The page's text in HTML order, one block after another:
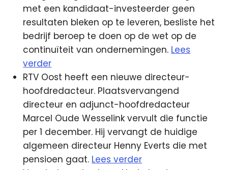
met een kandidaat-investeerder geen
resultaten bleken op te leveren, besliste het
bedrijf beroep te doen op de wet op de
continuïteit van ondernemingen. Lees
verder
RTV Oost heeft een nieuwe directeur-
hoofdredacteur. Plaatsvervangend
directeur en adjunct-hoofdredacteur
Marcel Oude Wesselink vervult die functie
per 1 december. Hij vervangt de huidige
algemeen directeur Henny Everts die met
pensioen gaat. Lees verder